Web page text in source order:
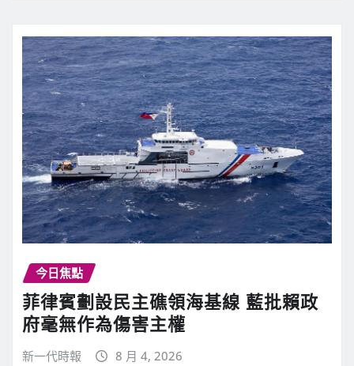
今日焦點
菲律賓劃設民主礁領海基線 藍批賴政
府毫無作為傷害主權
新一代時報 8 月 4, 2026